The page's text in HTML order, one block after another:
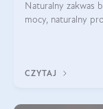
Naturalny zakwas
mocy, naturalny
CZYTAJ